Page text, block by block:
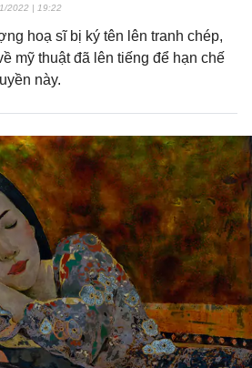
2022 | 19:22
hoạ sĩ bị ký tên lên tranh chép,
mỹ thuật đã lên tiếng để hạn chế
này.